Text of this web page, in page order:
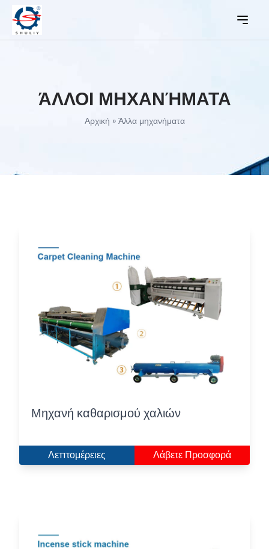
ΆΛΛΟΙ ΜΗΧΑΝΉΜΑΤΑ
Αρχική » Άλλα μηχανήματα
Μηχανή καθαρισμού χαλιών
Λεπτομέρειες Λάβετε Προσφορά